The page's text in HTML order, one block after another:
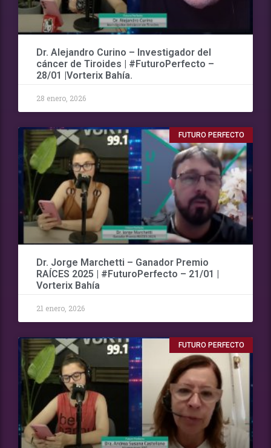
Dr. Alejandro Curino – Investigador del
cáncer de Tiroides | #FuturoPerfecto –
28/01 |Vorterix Bahía.
28 enero, 2026
FUTURO PERFECTO
Dr. Jorge Marchetti – Ganador Premio
RAÍCES 2025 | #FuturoPerfecto – 21/01 |
Vorterix Bahía
21 enero, 2026
FUTURO PERFECTO